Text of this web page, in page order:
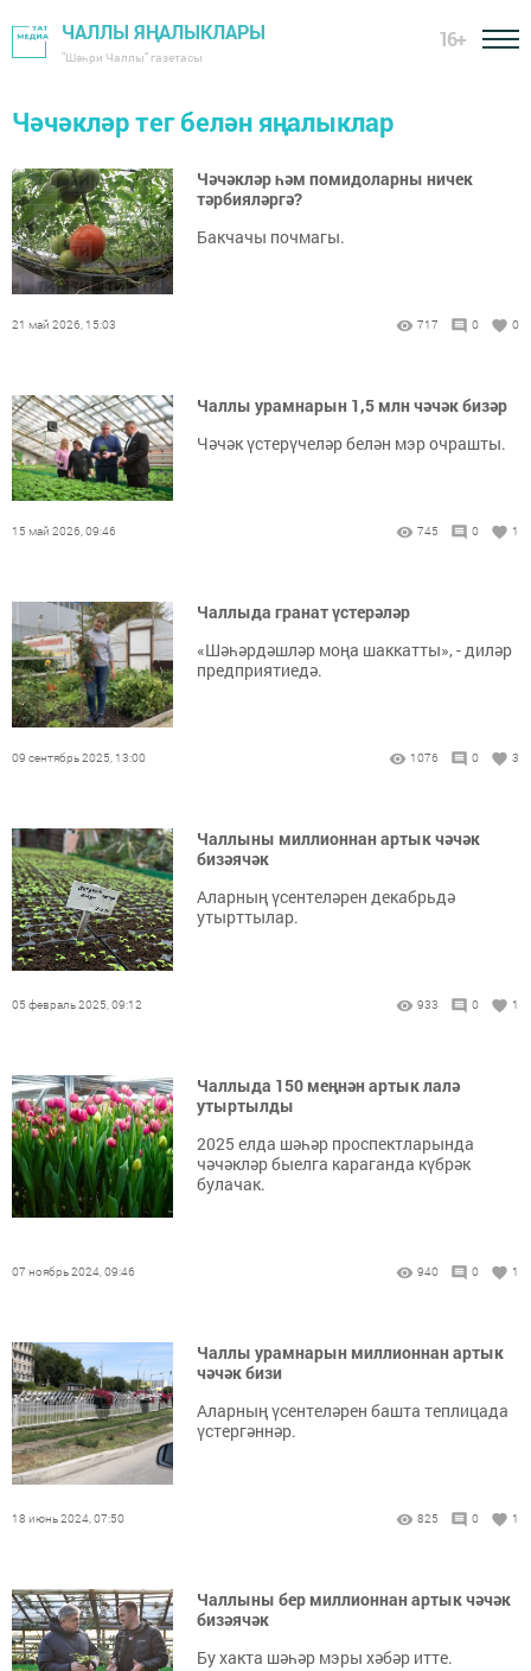
ЧАЛЛЫ ЯҢАЛЫКЛАРЫ
"Шәһри Чаллы" газетасы
16+
Чәчәкләр тег белән яңалыклар
Чәчәкләр һәм помидоларны ничек
тәрбияләргә?
Бакчачы почмагы.
21 май 2026, 15:03 717 0 0
Чаллы урамнарын 1,5 млн чәчәк бизәр
Чәчәк үстерүчеләр белән мэр очрашты.
15 май 2026, 09:46 745 0 1
Чаллыда гранат үстерәләр
«Шәһәрдәшләр моңа шаккатты», - диләр
предприятиедә.
09 сентябрь 2025, 13:00 1076 0 3
Чаллыны миллионнан артык чәчәк
бизәячәк
Аларның үсентеләрен декабрьдә
утырттылар.
05 февраль 2025, 09:12 933 0 1
Чаллыда 150 меңнән артык лалә
утыртылды
2025 елда шәһәр проспектларында
чәчәкләр быелга караганда күбрәк
булачак.
07 ноябрь 2024, 09:46 940 0 1
Чаллы урамнарын миллионнан артык
чәчәк бизи
Аларның үсентеләрен башта теплицада
үстергәннәр.
18 июнь 2024, 07:50 825 0 1
Чаллыны бер миллионнан артык чәчәк
бизәячәк
Бу хакта шәһәр мэры хәбәр итте.